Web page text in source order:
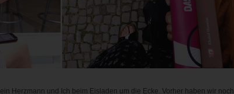
Herzmann und Ich beim Eisladen um die Ecke. Vorher haben wir noch